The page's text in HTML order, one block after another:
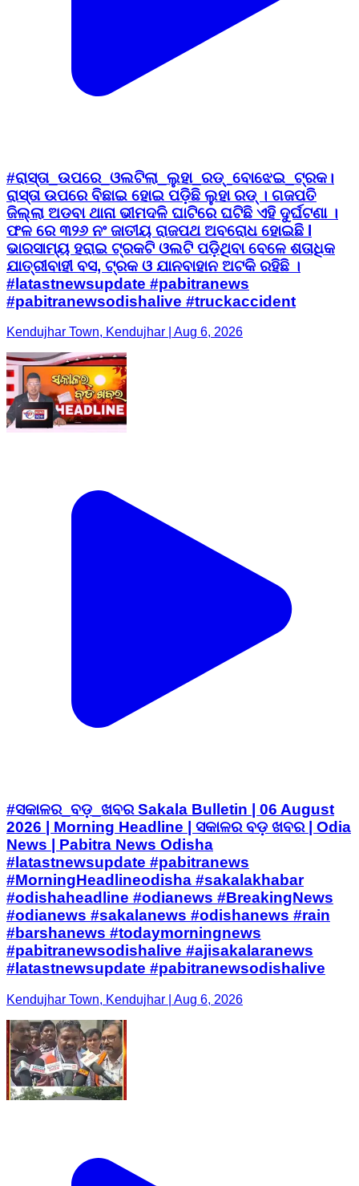
#ରାସ୍ତା_ଉପରେ_ଓଲଟିଲା_ଲୁହା_ରଡ୍_ବୋଝେଇ_ଟ୍ରକ।
ରାସ୍ତା ଉପରେ ବିଛାଇ ହୋଇ ପଡ଼ିଛି ଲୁହା ରଡ୍ । ଗଜପତି
ଜିଲ୍ଲା ଅଡବା ଥାନା ଭୀମଦଳି ଘାଟିରେ ଘଟିଛି ଏହି ଦୁର୍ଘଟଣା ।
ଫଳ ରେ ୩୨୬ ନଂ ଜାତୀୟ ରାଜପଥ ଅବରୋଧ ହୋଇଛି l
ଭାରସାମ୍ୟ ହରାଇ ଟ୍ରକଟି ଓଲଟି ପଡ଼ିଥିବା ବେଳେ ଶତାଧିକ
ଯାତ୍ରୀବାହୀ ବସ, ଟ୍ରକ ଓ ଯାନବାହାନ ଅଟକି ରହିଛି ।
#latastnewsupdate #pabitranews
#pabitranewsodishalive #truckaccident
Kendujhar Town, Kendujhar | Aug 6, 2026
#ସକାଳର_ବଡ଼_ଖବର Sakala Bulletin | 06 August
2026 | Morning Headline | ସକାଳର ବଡ଼ ଖବର | Odia
News | Pabitra News Odisha
#latastnewsupdate #pabitranews
#MorningHeadlineodisha #sakalakhabar
#odishaheadline #odianews #BreakingNews
#odianews #sakalanews #odishanews #rain
#barshanews #todaymorningnews
#pabitranewsodishalive #ajisakalaranews
#latastnewsupdate #pabitranewsodishalive
Kendujhar Town, Kendujhar | Aug 6, 2026